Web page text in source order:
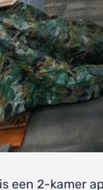
een 2-kamer